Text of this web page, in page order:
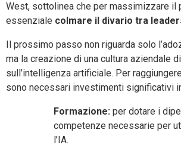
West, sottolinea che per massimizzare il
essenziale colmare il divario tra
Il prossimo passo non riguarda solo
ma la creazione di una cultura aziendale
sull’intelligenza artificiale. Per
sono necessari investimenti significativi
Formazione: per dotare i
competenze necessarie per
l’IA.